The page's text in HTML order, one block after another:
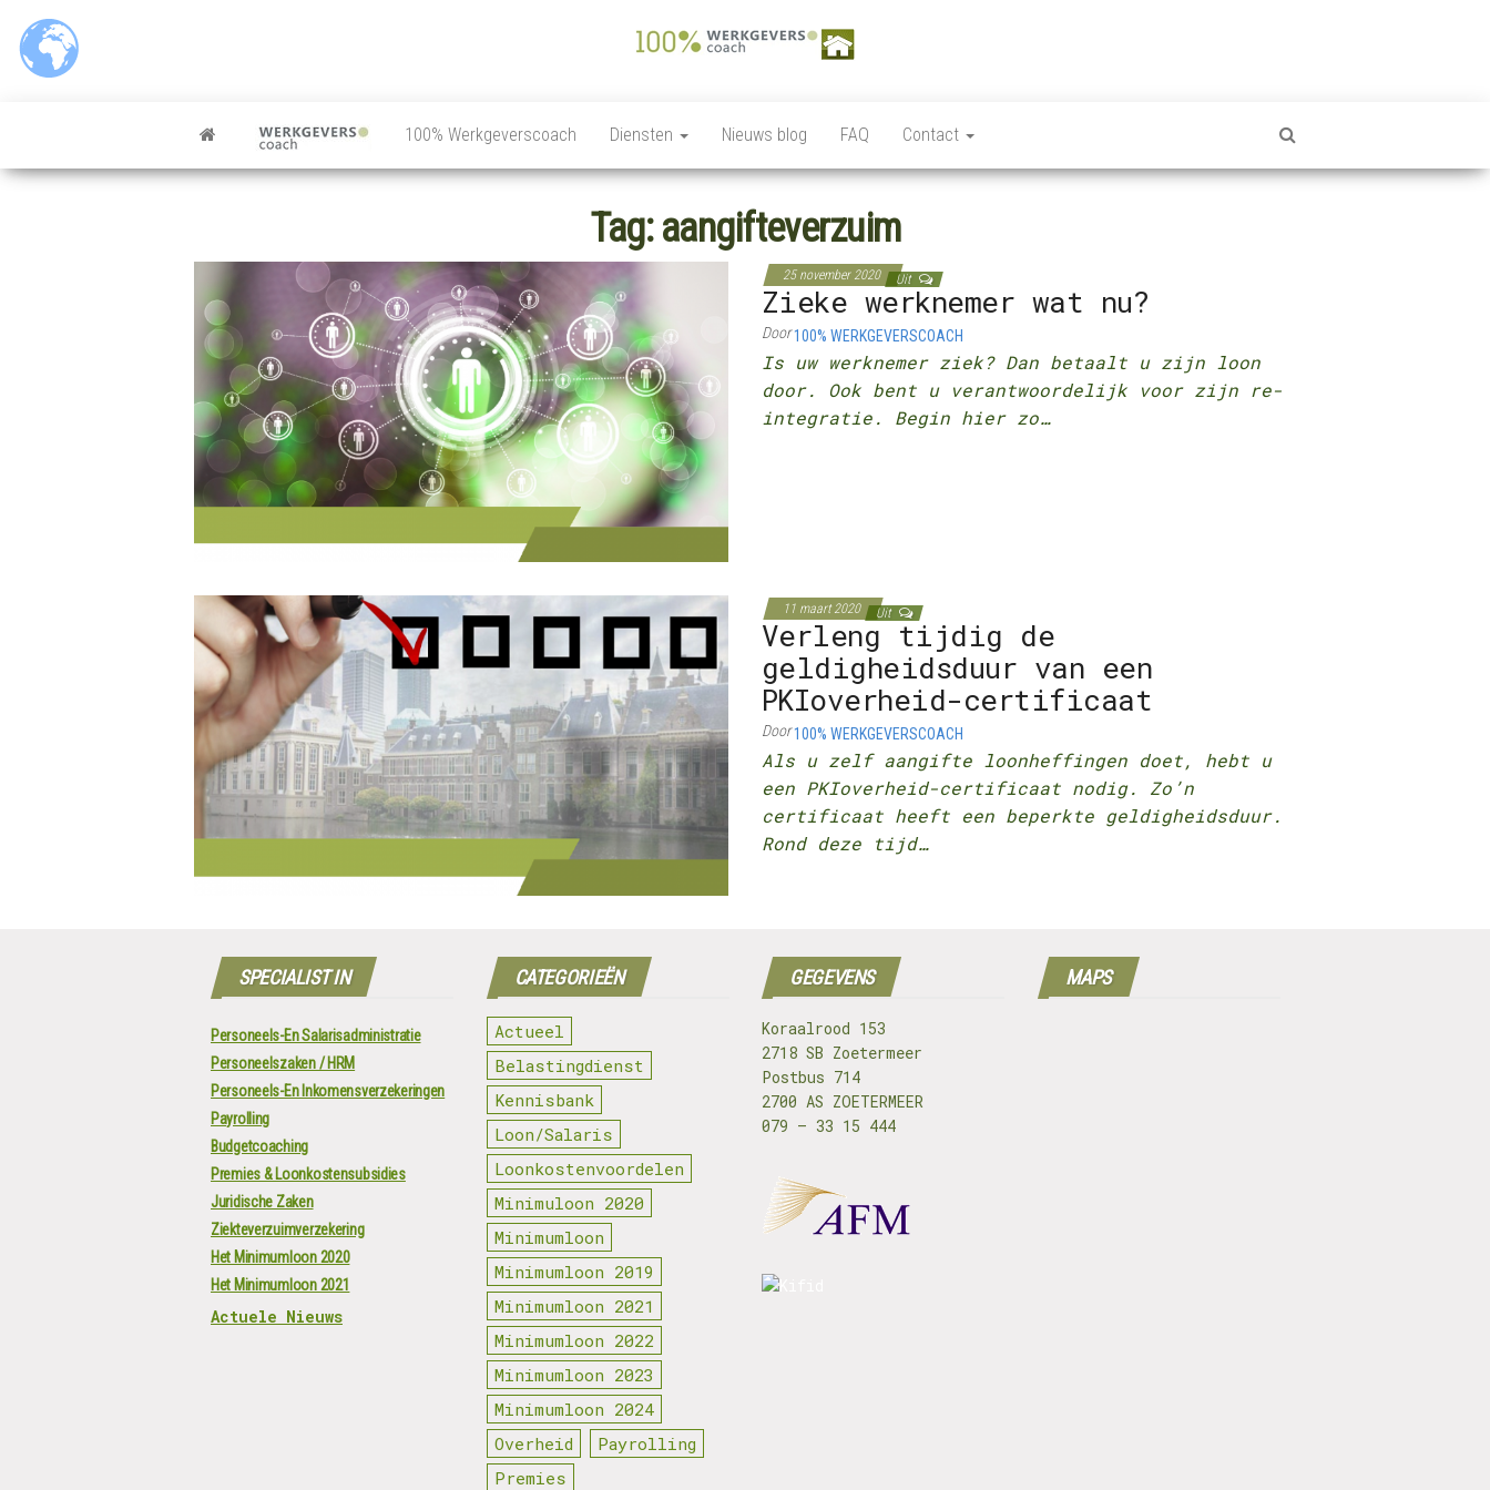
naar
Werkgeverscoach,
Payroll –
Verzekeringen –
Regelgeving –
Coaching
Ziekteverzuim wet en
regelgeving,
Personeelsverzekeringen,
loonkostensubsidies,
Payrolling, Juridische
zaken, Opleiding,
ontwikkeling en
coaching, HR Scan,
100% Werkgeverscoach Diensten Nieuws blog FAQ Contact
Tag:aangifteverzuim
25 november 2020 Uit
Zieke werknemer wat nu?
Door100% WERKGEVERSCOACH
Is uw werknemer ziek? Dan betaalt u zijn loon
door. Ook bent u verantwoordelijk voor zijn re-
integratie. Begin hier zo…
11 maart 2020 Uit
Verleng tijdig de
geldigheidsduur van een
PKIoverheid-certificaat
Door100% WERKGEVERSCOACH
Als u zelf aangifte loonheffingen doet, hebt u
een PKIoverheid-certificaat nodig. Zo’n
certificaat heeft een beperkte geldigheidsduur.
Rond deze tijd…
SPECIALIST IN
Personeels-En Salarisadministratie
Personeelszaken / HRM
Personeels-En Inkomensverzekeringen
Payrolling
Budgetcoaching
Premies & Loonkostensubsidies
Juridische Zaken
Ziekteverzuimverzekering
Het Minimumloon 2020
Het Minimumloon 2021
Actuele Nieuws
CATEGORIEËN
Actueel
Belastingdienst
Kennisbank
Loon/Salaris
Loonkostenvoordelen
Minimuloon 2020
Minimumloon
Minimumloon 2019
Minimumloon 2021
Minimumloon 2022
Minimumloon 2023
Minimumloon 2024
Overheid
Payrolling
Premies
GEGEVENS
Koraalrood 153
2718 SB Zoetermeer
Postbus 714
2700 AS ZOETERMEER
079 – 33 15 444
MAPS